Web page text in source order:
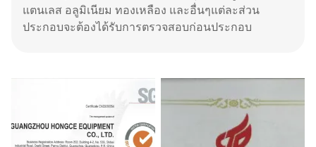
แตนเลส อลูมิเนียม ทองเหลือง และอื่นๆแต่ละส่วน
ประกอบจะต้องได้รับการตรวจสอบก่อนประกอบ